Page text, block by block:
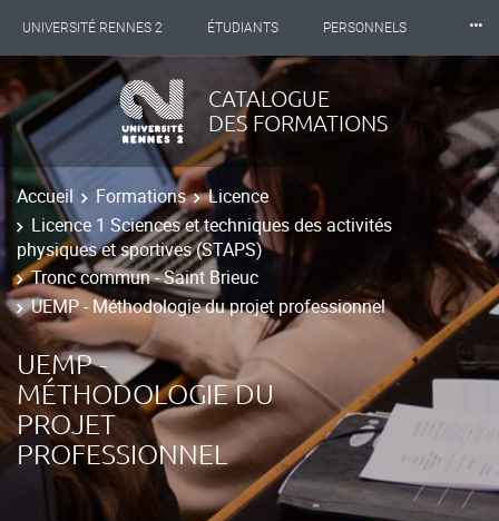
UNIVERSITÉ RENNES 2 ÉTUDIANTS PERSONNELS
INTERNATIONAL PROFESSIONNELS
LES NOUVELLES DE RENNES 2
⸱⸱⸱
CATALOGUE
DES FORMATIONS
Accueil Formations
Licence
Licence 1 Sciences et techniques des activités
physiques et sportives (STAPS)
Tronc commun - Saint Brieuc
UEMP - Méthodologie du projet professionnel
UEMP -
MÉTHODOLOGIE DU
PROJET
PROFESSIONNEL